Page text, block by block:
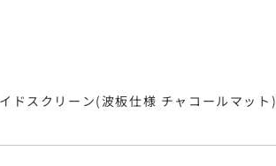
ドスクリーン(波板仕様 チャコールマット)